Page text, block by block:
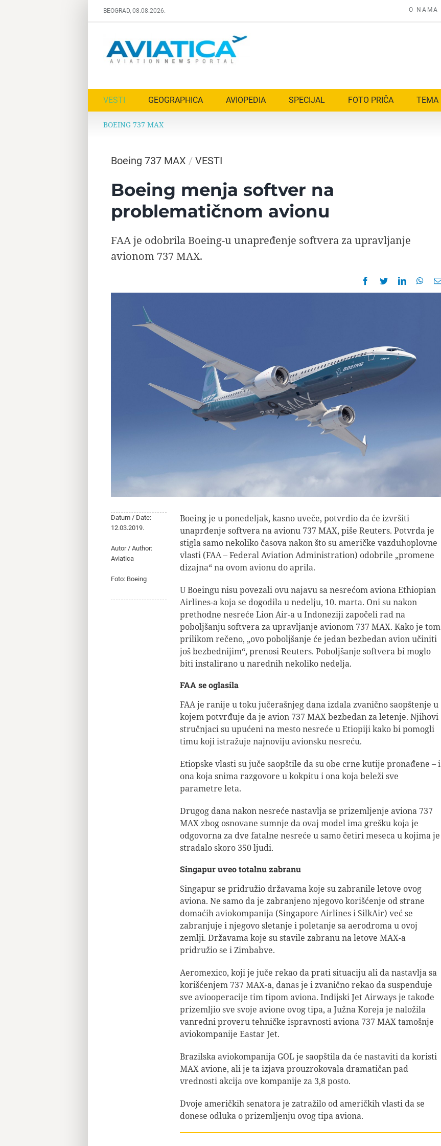
BEOGRAD, 08.08.2026. O NAMA
VESTI GEOGRAPHICA AVIOPEDIA SPECIJAL FOTO PRIČA TEMA
BOEING 737 MAX
Boeing 737 MAX / VESTI
Boeing menja softver na
problematičnom avionu
FAA je odobrila Boeing-u unapređenje softvera za upravljanje
avionom 737 MAX.
Datum / Date:
12.03.2019.
Autor / Author:
Aviatica
Foto: Boeing
Boeing je u ponedeljak, kasno uveče, potvrdio da će izvršiti
unaprđenje softvera na avionu 737 MAX, piše Reuters. Potvrda je
stigla samo nekoliko časova nakon što su američke vazduhoplovne
vlasti (FAA – Federal Aviation Administration) odobrile „promene
dizajna“ na ovom avionu do aprila.
U Boeingu nisu povezali ovu najavu sa nesrećom aviona Ethiopian
Airlines-a koja se dogodila u nedelju, 10. marta. Oni su nakon
prethodne nesreće Lion Air-a u Indoneziji započeli rad na
poboljšanju softvera za upravljanje avionom 737 MAX. Kako je tom
prilikom rečeno, „ovo poboljšanje će jedan bezbedan avion učiniti
još bezbednijim“, prenosi Reuters. Poboljšanje softvera bi moglo
biti instalirano u narednih nekoliko nedelja.
FAA se oglasila
FAA je ranije u toku jučerašnjeg dana izdala zvanično saopštenje u
kojem potvrđuje da je avion 737 MAX bezbedan za letenje. Njihovi
stručnjaci su upućeni na mesto nesreće u Etiopiji kako bi pomogli
timu koji istražuje najnoviju avionsku nesreću.
Etiopske vlasti su juče saopštile da su obe crne kutije pronađene – i
ona koja snima razgovore u kokpitu i ona koja beleži sve
parametre leta.
Drugog dana nakon nesreće nastavlja se prizemljenje aviona 737
MAX zbog osnovane sumnje da ovaj model ima grešku koja je
odgovorna za dve fatalne nesreće u samo četiri meseca u kojima je
stradalo skoro 350 ljudi.
Singapur uveo totalnu zabranu
Singapur se pridružio državama koje su zabranile letove ovog
aviona. Ne samo da je zabranjeno njegovo korišćenje od strane
domaćih aviokompanija (Singapore Airlines i SilkAir) već se
zabranjuje i njegovo sletanje i poletanje sa aerodroma u ovoj
zemlji. Državama koje su stavile zabranu na letove MAX-a
pridružio se i Zimbabve.
Aeromexico, koji je juče rekao da prati situaciju ali da nastavlja sa
korišćenjem 737 MAX-a, danas je i zvanično rekao da suspenduje
sve aviooperacije tim tipom aviona. Indijski Jet Airways je takođe
prizemljio sve svoje avione ovog tipa, a Južna Koreja je naložila
vanredni proveru tehničke ispravnosti aviona 737 MAX tamošnje
aviokompanije Eastar Jet.
Brazilska aviokompanija GOL je saopštila da će nastaviti da koristi
MAX avione, ali je ta izjava prouzrokovala dramatičan pad
vrednosti akcija ove kompanije za 3,8 posto.
Dvoje američkih senatora je zatražilo od američkih vlasti da se
donese odluka o prizemljenju ovog tipa aviona.